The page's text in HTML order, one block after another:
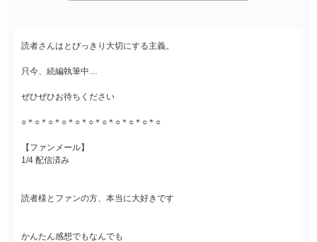
読者さんはとびっきり大切にする主義。
只今、続編執筆中…
ぜひぜひお待ちください
○＊○＊○＊○＊○＊○＊○＊○＊○＊○＊○
【ファンメール】
1/4 配信済み
読者様とファンの方、本当に大好きです
かんたん感想でもなんでも